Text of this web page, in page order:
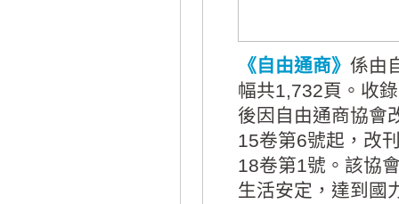
《自由通商》 係由
幅共1,732頁。收
後因自由通商協會
15卷第6號起，改
18卷第1號。該協
生活安定，達到國